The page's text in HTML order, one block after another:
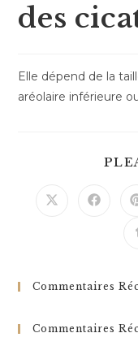
des
Elle dépend de la
aréolaire inférieure
Commentaires
Commentaires